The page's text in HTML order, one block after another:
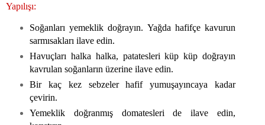
Yapılışı:
Soğanları yemeklik doğrayın. Yağda hafifçe kavurun
sarmısakları ilave edin.
Havuçları halka halka, patatesleri küp küp doğrayın
kavrulan soğanların üzerine ilave edin.
Bir kaç kez sebzeler hafif yumuşayıncaya kadar
çevirin.
Yemeklik doğranmış domatesleri de ilave edin,